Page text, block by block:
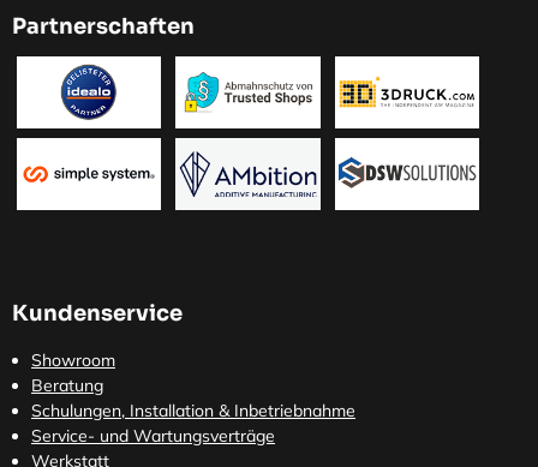
Partnerschaften
Kundenservice
Showroom
Beratung
Schulungen, Installation & Inbetriebnahme
Service- und Wartungsverträge
Werkstatt